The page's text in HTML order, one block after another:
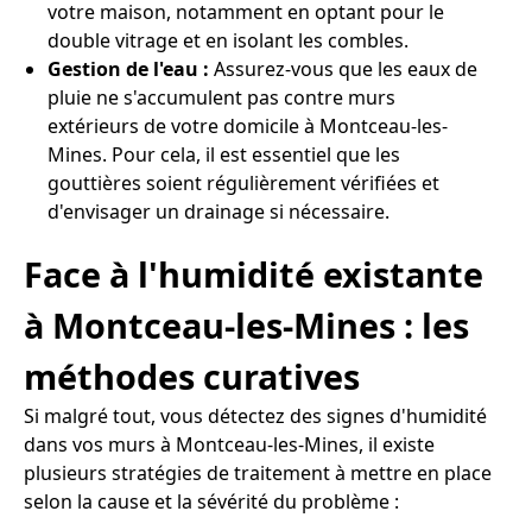
votre maison, notamment en optant pour le
double vitrage et en isolant les combles.
Gestion de l'eau : Assurez-vous que les eaux de
pluie ne s'accumulent pas contre murs
extérieurs de votre domicile à Montceau-les-
Mines. Pour cela, il est essentiel que les
gouttières soient régulièrement vérifiées et
d'envisager un drainage si nécessaire.
Face à l'humidité existante
à Montceau-les-Mines : les
méthodes curatives
Si malgré tout, vous détectez des signes d'humidité
dans vos murs à Montceau-les-Mines, il existe
plusieurs stratégies de traitement à mettre en place
selon la cause et la sévérité du problème :